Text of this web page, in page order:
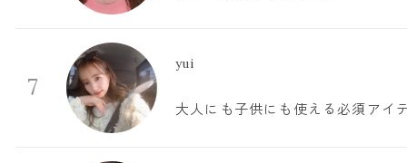
7
yui
大人にも子供にも使える必須アイ